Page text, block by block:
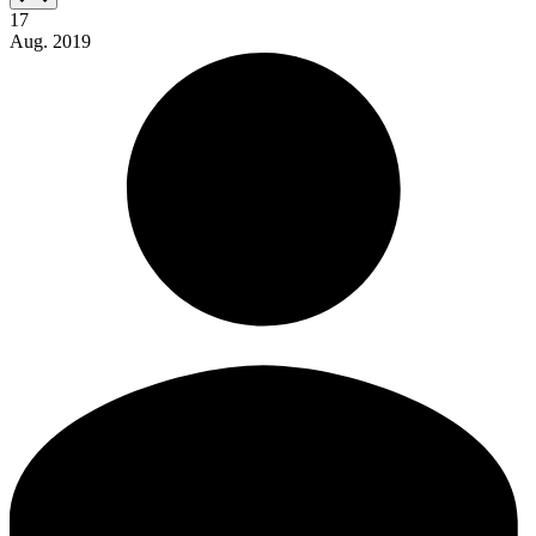
17
Aug. 2019